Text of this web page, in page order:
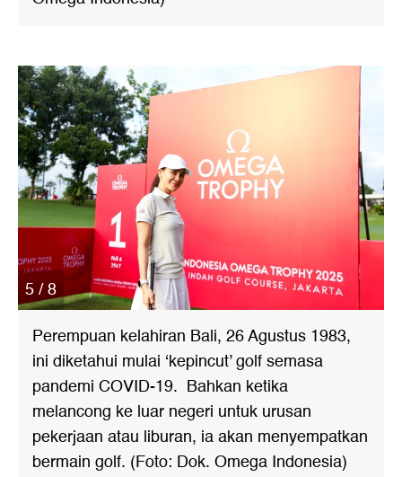
5 / 8
Perempuan kelahiran Bali, 26 Agustus 1983,
ini diketahui mulai ‘kepincut’ golf semasa
pandemi COVID-19. Bahkan ketika
melancong ke luar negeri untuk urusan
pekerjaan atau liburan, ia akan menyempatkan
bermain golf. (Foto: Dok. Omega Indonesia)